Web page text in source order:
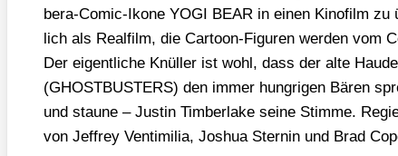
be­ra-Comic-Iko­ne YOGI BEAR in einen Kino­film
lich als Real­film, die Car­toon-Figu­ren wer­den vom
Der eigent­li­che Knül­ler ist wohl, dass der alte
(GHOSTBUSTERS) den immer hung­ri­gen Bären
und stau­ne – Jus­tin Tim­ber­la­ke sei­ne Stim­me.
von Jef­frey Ven­ti­mi­lia, Joshua Stern­in und Brad